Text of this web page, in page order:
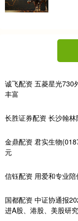
诚飞配资 五菱星光730
丰富
长胜证券配资 长沙翰
金鼎配资 君实生物
元
信钰配资 用爱和专业陪
国都配资 中证协通报
进A股、港股、美股研